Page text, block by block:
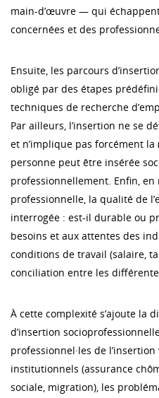
main-d’œuvre — qui
concernées et des
Ensuite, les parcours
obligé par des étapes
techniques de recherche
Par ailleurs, l’insertion ne se
et n’implique pas forcément la
personne peut être insérée
professionnellement. Enfin, en
professionnelle, la qualité de
interrogée : est-il durable ou
besoins et aux attentes des
conditions de travail (salaire,
conciliation entre les
À cette complexité s’ajoute la
d’insertion
professionnel·les de
institutionnels (assurance
sociale, migration), les